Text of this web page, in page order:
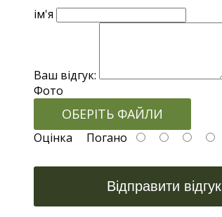
ім'я
Ваш відгук:
Фото
ОБЕРІТЬ ФАЙЛИ
Оцінка Погано
Відправити відгук